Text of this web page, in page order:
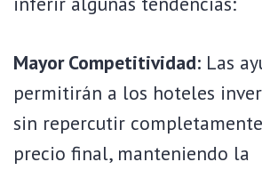
Mayor Competitividad: Las
permitirán a los hoteles
sin repercutir
precio final, manteniendo la